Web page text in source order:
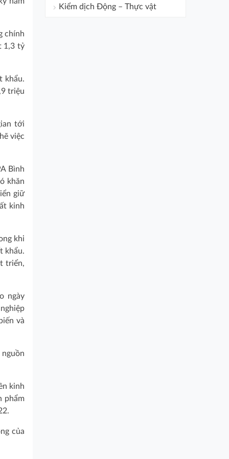
chính
1,3 tỷ
khẩu.
triệu
tới
việc
Bình
khăn
giữ
kinh
khi
khẩu.
triển,
ngày
và
kinh
phẩm
của
Kiểm dịch Động – Thực vật